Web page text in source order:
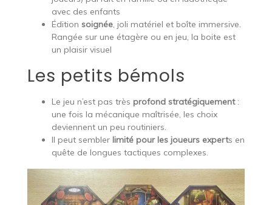
avec des enfants
Édition soignée, joli matériel et boîte immersive.
Rangée sur une étagère ou en jeu, la boite est
un plaisir visuel
Les petits bémols
Le jeu n’est pas très profond stratégiquement:
une fois la mécanique maîtrisée, les choix
deviennent un peu routiniers.
Il peut sembler limité pour les joueurs experts en
quête de longues tactiques complexes.